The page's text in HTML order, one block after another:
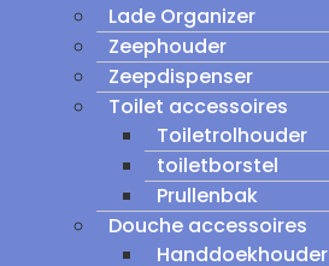
Lade Organizer
Zeephouder
Zeepdispenser
Toilet accessoires
Toiletrolhouder
toiletborstel
Prullenbak
Douche accessoires
Handdoekhouder